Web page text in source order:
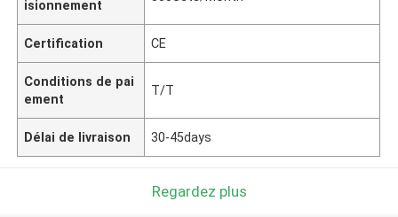
isionnement
Certification CE
Conditions de pai
ement
T/T
Délai de livraison 30-45days
Regardez plus